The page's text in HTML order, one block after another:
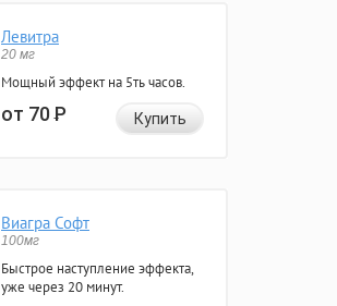
Левитра
20 мг
Мощный эффект на 5ть часов.
от 70Р Купить
Виагра Софт
100мг
Быстрое наступление эффекта,
уже через 20 минут.